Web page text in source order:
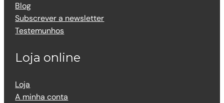
Blog
Subscrever a newsletter
Testemunhos
Loja online
Loja
A minha conta